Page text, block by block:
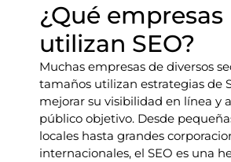
¿Qué empresas
utilizan SEO?
Muchas empresas de diversos
tamaños utilizan estrategias de
mejorar su visibilidad en línea y
público objetivo. Desde
locales hasta grandes
internacionales, el SEO es una